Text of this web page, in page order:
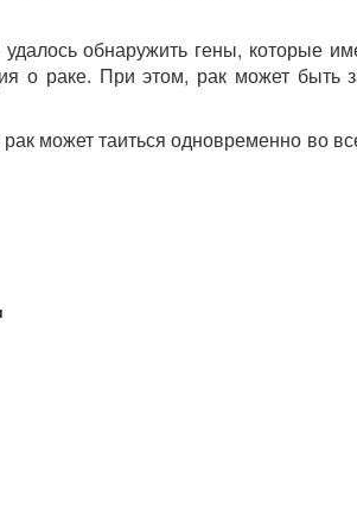
обнаружить гены, которые
о раке. При этом, рак может быть
может таиться одновременно во